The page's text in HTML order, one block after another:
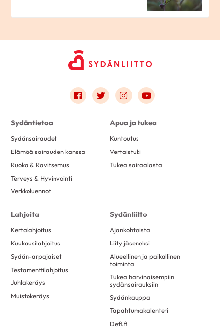
Link to facebook
Link to twitter
Link to instagram
Link to youtube
Sydäntietoa
Sydänsairaudet
Elämää sairauden kanssa
Ruoka & Ravitsemus
Terveys & Hyvinvointi
Verkkoluennot
Apua ja tukea
Kuntoutus
Vertaistuki
Tukea sairaalasta
Lahjoita
Kertalahjoitus
Kuukausilahjoitus
Sydän-arpajaiset
Testamenttilahjoitus
Juhlakeräys
Muistokeräys
Sydänliitto
Ajankohtaista
Liity jäseneksi
Alueellinen ja paikallinen
toiminta
Tukea harvinaisempiin
sydänsairauksiin
Sydänkauppa
Tapahtumakalenteri
Defi.fi